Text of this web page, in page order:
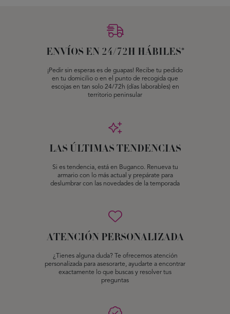
ENVÍOS EN 24/72H HÁBILES*
¡Pedir sin esperas es de guapas! Recibe tu pedido
en tu domicilio o en el punto de recogida que
escojas en tan solo 24/72h (días laborables) en
territorio peninsular
LAS ÚLTIMAS TENDENCIAS
Si es tendencia, está en Buganco. Renueva tu
armario con lo más actual y prepárate para
deslumbrar con las novedades de la temporada
ATENCIÓN PERSONALIZADA
¿Tienes alguna duda? Te ofrecemos atención
personalizada para asesorarte, ayudarte a encontrar
exactamente lo que buscas y resolver tus
preguntas